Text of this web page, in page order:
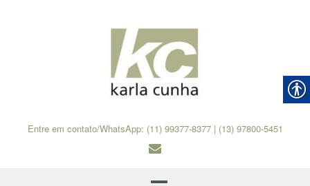
Entre em contato/WhatsApp: (11) 99377-8377 | (13) 97800-5451